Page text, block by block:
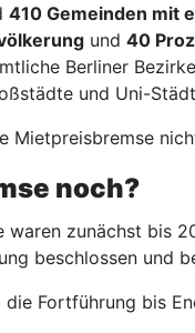
410 Gemeinden mit
und 40
Berliner
und Uni-
Mietpreisbremse
noch?
waren zunächst
beschlossen und
Fortführung bis